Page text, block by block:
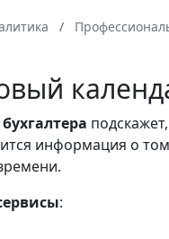
бухгалтера
информация о
: